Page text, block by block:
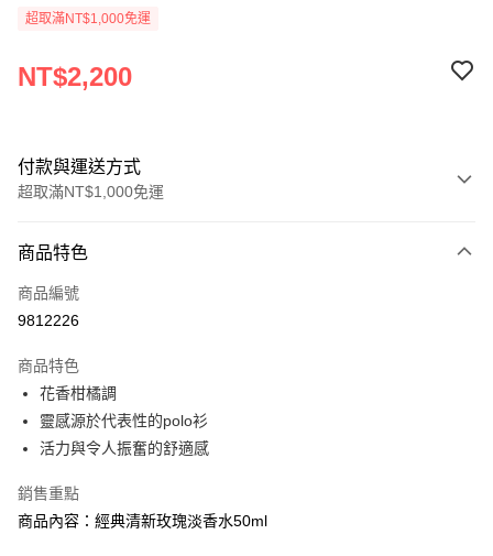
超取滿NT$1,000免運
NT$2,200
付款與運送方式
超取滿NT$1,000免運
信用卡一次付款
ATM付款
運送方式
付款後全家取貨
每筆NT$80，滿NT$1,000(含以上)免運費
每筆NT$100，滿NT$1,000(含以上)免運費
商品特色
商品編號
9812226
商品特色
花香柑橘調
靈感源於代表性的polo衫
活力與令人振奮的舒適感
銷售重點
商品內容：經典清新玫瑰淡香水50ml